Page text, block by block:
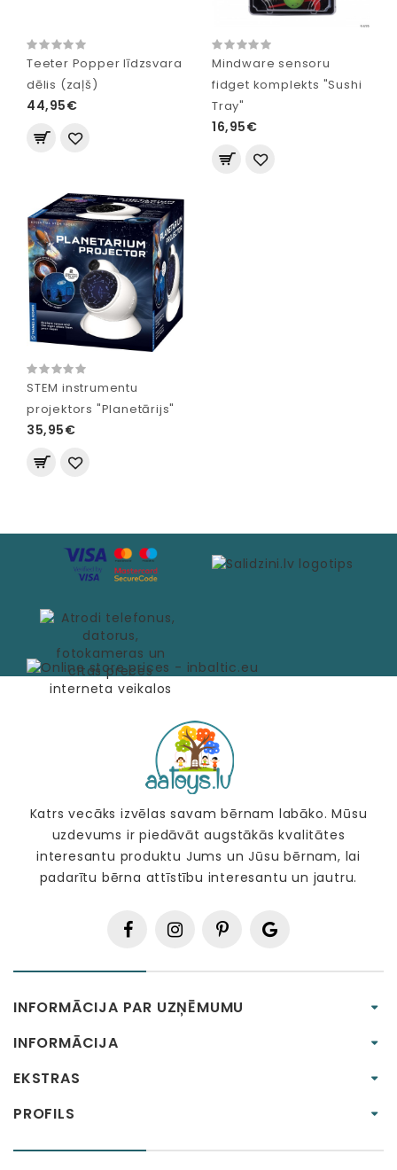
Teeter Popper līdzsvara
dēlis (zaļš)
44,95€
Mindware sensoru
fidget komplekts "Sushi
Tray"
16,95€
STEM instrumentu
projektors "Planetārijs"
35,95€
Katrs vecāks izvēlas savam bērnam labāko. Mūsu
uzdevums ir piedāvāt augstākās kvalitātes
interesantu produktu Jums un Jūsu bērnam, lai
padarītu bērna attīstību interesantu un jautru.
INFORMĀCIJA PAR UZŅĒMUMU
INFORMĀCIJA
EKSTRAS
PROFILS